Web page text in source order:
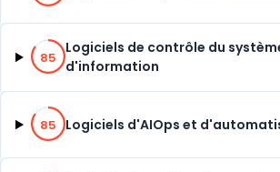
85% de compatibilité
85
Logiciels de contrôle du
d'information
85% de compatibilité
85 Logiciels d'AIOps et